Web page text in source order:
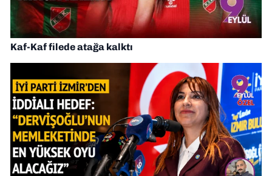
Kaf-Kaf filede atağa kalktı